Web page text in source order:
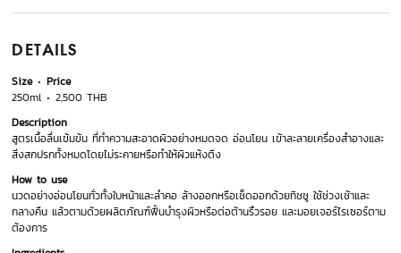
DETAILS
Size
Price
250ml
2,500 THB
Description
สูตรเนื้อลื่นเข้มข้น ที่ทำความสะอาดผิวอย่างหมดจด อ่อนโยน เข้าละลายเครื่องสำอางและ
สิ่งสกปรกทั้งหมดโดยไม่ระคายหรือทำให้ผิวแห้งตึง
How to use
นวดอย่างอ่อนโยนทั่วทั้งใบหน้าและลำคอ ล้างออกหรือเช็ดออกด้วยทิชชู ใช้ช่วงเช้าและ
กลางคืน แล้วตามด้วยผลิตภัณฑ์ฟื้นบำรุงผิวหรือต่อต้านริ้วรอย และมอยเจอร์ไรเซอร์ตาม
ต้องการ